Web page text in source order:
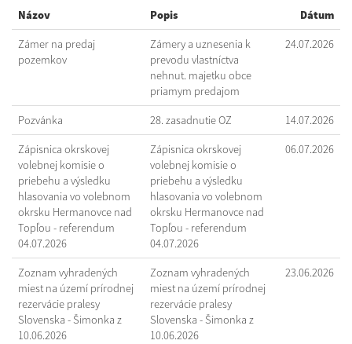
Názov
Popis Dátum
Zámer na predaj
pozemkov
Zámery a uznesenia k
prevodu vlastníctva
nehnut. majetku obce
priamym predajom
24.07.2026
Pozvánka 28. zasadnutie OZ 14.07.2026
Zápisnica okrskovej
volebnej komisie o
priebehu a výsledku
hlasovania vo volebnom
okrsku Hermanovce nad
Topľou - referendum
04.07.2026
Zápisnica okrskovej
volebnej komisie o
priebehu a výsledku
hlasovania vo volebnom
okrsku Hermanovce nad
Topľou - referendum
04.07.2026
06.07.2026
Zoznam vyhradených
miest na území prírodnej
rezervácie pralesy
Slovenska - Šimonka z
10.06.2026
Zoznam vyhradených
miest na území prírodnej
rezervácie pralesy
Slovenska - Šimonka z
10.06.2026
23.06.2026